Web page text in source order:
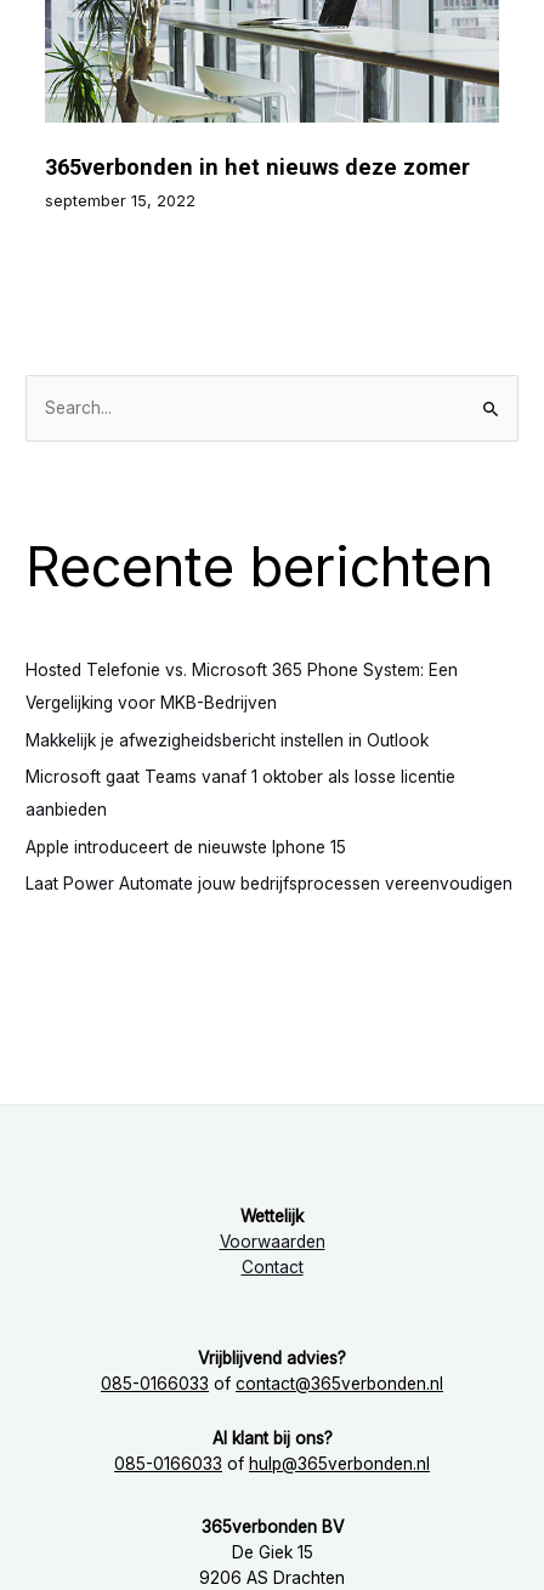
365verbonden in het nieuws deze zomer
september 15, 2022
aRecente berichten
Hosted Telefonie vs. Microsoft 365 Phone System: Een
Vergelijking voor MKB-Bedrijven
Makkelijk je afwezigheidsbericht instellen in Outlook
Microsoft gaat Teams vanaf 1 oktober als losse licentie
aanbieden
Apple introduceert de nieuwste Iphone 15
Laat Power Automate jouw bedrijfsprocessen vereenvoudigen
Wettelijk
Voorwaarden
Contact
Vrijblijvend advies?
085-0166033 of contact@365verbonden.nl
Al klant bij ons?
085-0166033 of hulp@365verbonden.nl
365verbonden BV
De Giek 15
9206 AS Drachten